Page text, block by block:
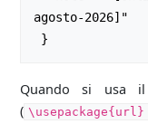
agosto-2026]"
Quando si usa il
( \usepackage{url}